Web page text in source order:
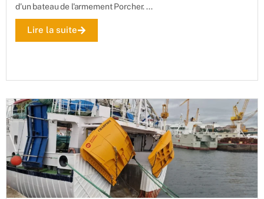
d'un bateau de l'armement Porcher. ...
Lire la suite